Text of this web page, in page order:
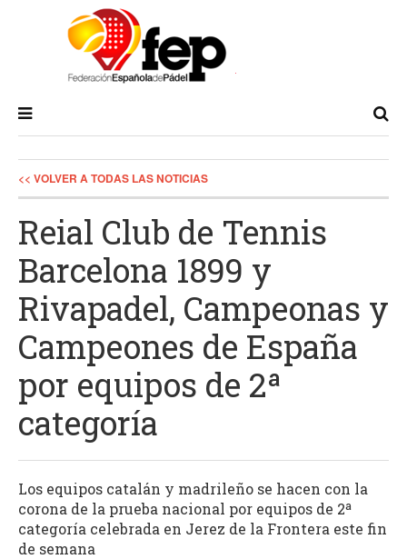
<< VOLVER A TODAS LAS NOTICIAS
Reial Club de Tennis
Barcelona 1899 y
Rivapadel, Campeonas y
Campeones de España
por equipos de 2ª
categoría
Los equipos catalán y madrileño se hacen con la
corona de la prueba nacional por equipos de 2ª
categoría celebrada en Jerez de la Frontera este fin
de semana